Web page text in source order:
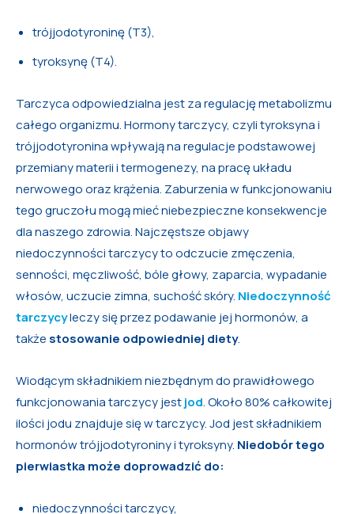
trójjodotyroninę (T3),
tyroksynę (T4).
Tarczyca odpowiedzialna jest za regulację metabolizmu
całego organizmu. Hormony tarczycy, czyli tyroksyna i
trójjodotyronina wpływają na regulacje podstawowej
przemiany materii i termogenezy, na pracę układu
nerwowego oraz krążenia. Zaburzenia w funkcjonowaniu
tego gruczołu mogą mieć niebezpieczne konsekwencje
dla naszego zdrowia. Najczęstsze objawy
niedoczynności tarczycy to odczucie zmęczenia,
senności, męczliwość, bóle głowy, zaparcia, wypadanie
włosów, uczucie zimna, suchość skóry. Niedoczynność
tarczycyleczy się przez podawanie jej hormonów, a
także stosowanie odpowiedniej diety.
Wiodącym składnikiem niezbędnym do prawidłowego
funkcjonowania tarczycy jestjod. Około 80% całkowitej
ilości jodu znajduje się w tarczycy. Jod jest składnikiem
hormonów trójjodotyroniny i tyroksyny. Niedobór tego
pierwiastka może doprowadzić do:
niedoczynności tarczycy,